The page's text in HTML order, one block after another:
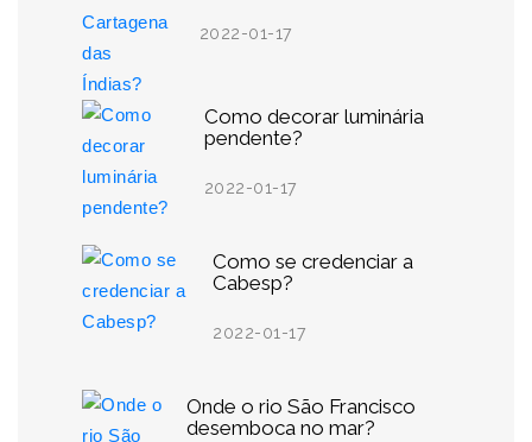
2022-01-17
Como decorar luminária
pendente?
2022-01-17
Como se credenciar a
Cabesp?
2022-01-17
Onde o rio São Francisco
desemboca no mar?